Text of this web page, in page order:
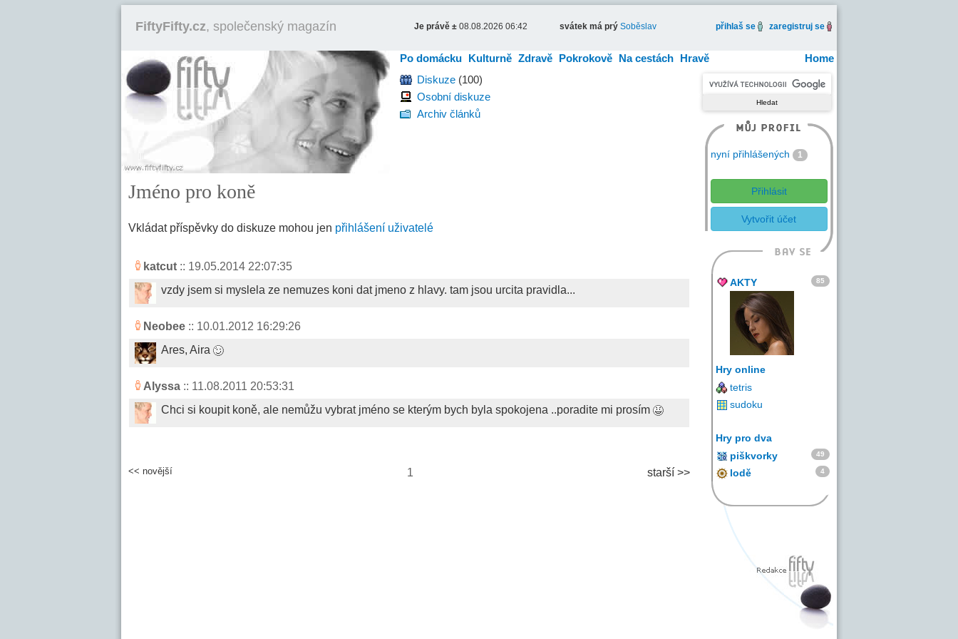
FiftyFifty.cz, společenský magazín Je právě ± 08.08.2026 06:42 svátek má prý Soběslav přihlaš se zaregistruj se
Home
Po domácku Kulturně Zdravě Pokrokově Na cestách Hravě
Diskuze (100)
Osobní diskuze
Archiv článků
Jméno pro koně
Vkládat příspěvky do diskuze mohou jen přihlášení uživatelé
katcut :: 19.05.2014 22:07:35
vzdy jsem si myslela ze nemuzes koni dat jmeno z hlavy. tam jsou urcita pravidla...
Neobee :: 10.01.2012 16:29:26
Ares, Aira
Alyssa :: 11.08.2011 20:53:31
Chci si koupit koně, ale nemůžu vybrat jméno se kterým bych byla spokojena ..poradite mi prosím
starší >>
<< novější 1
nyní přihlášených 1
Přihlásit
Vytvořit účet
AKTY 85
Hry online
tetris
sudoku
Hry pro dva
piškvorky
49
lodě 4